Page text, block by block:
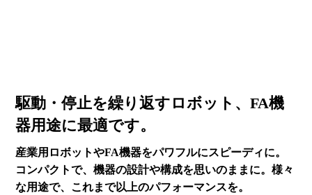
駆動・停止を繰り返すロボット、FA機
器用途に最適です。
産業用ロボットやFA機器をパワフルにスピーディに。
コンパクトで、機器の設計や構成を思いのままに。様々
な用途で、これまで以上のパフォーマンスを。